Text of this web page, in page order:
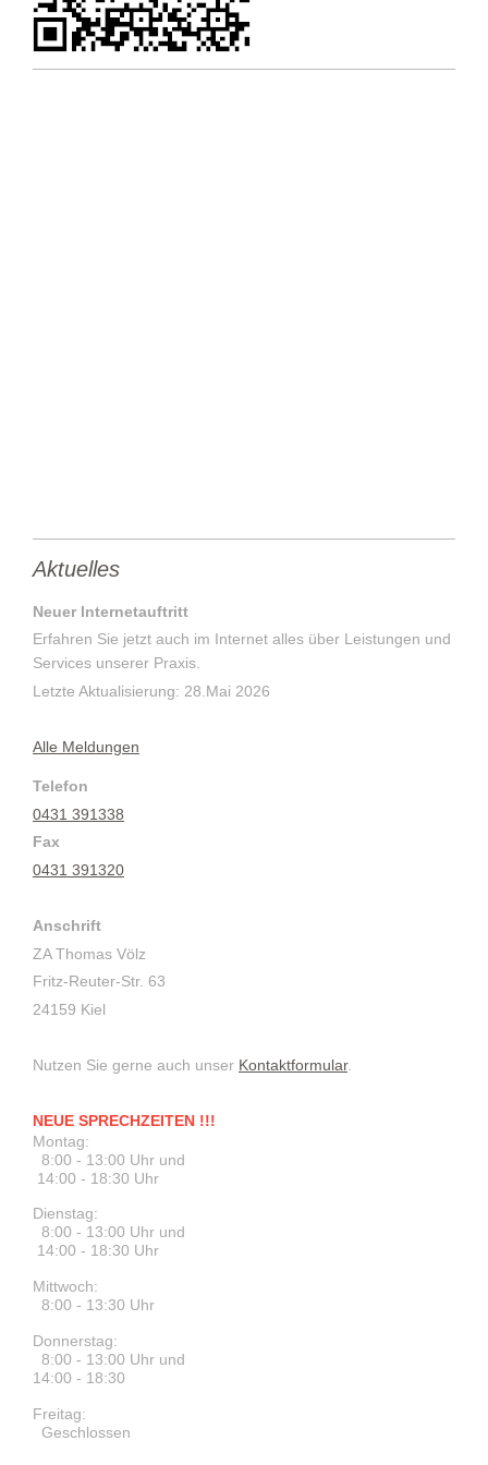
Aktuelles
Neuer Internetauftritt
Erfahren Sie jetzt auch im Internet alles über Leistungen und
Services unserer Praxis.
Letzte Aktualisierung: 28.Mai 2026
Alle Meldungen
Telefon
0431 391338
Fax
0431 391320
Anschrift
ZA Thomas Völz
Fritz-Reuter-Str. 63
24159 Kiel
Nutzen Sie gerne auch unser Kontaktformular.
NEUE SPRECHZEITEN !!!
Montag:
8:00 - 13:00 Uhr und
14:00 - 18:30 Uhr
Dienstag:
8:00 - 13:00 Uhr und
14:00 - 18:30 Uhr
Mittwoch:
8:00 - 13:30 Uhr
Donnerstag:
8:00 - 13:00 Uhr und
14:00 - 18:30
Freitag:
Geschlossen